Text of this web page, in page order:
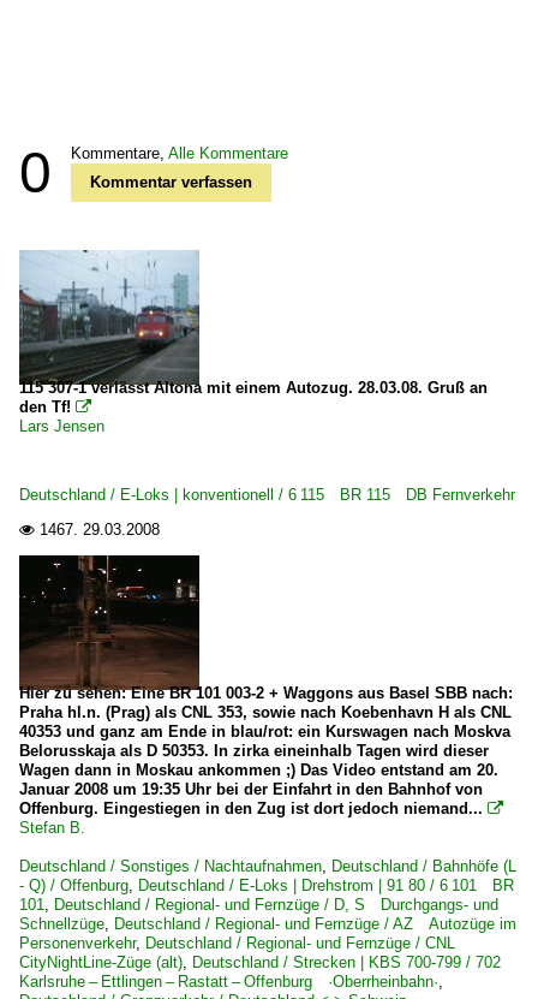
0 Kommentare, Alle Kommentare
Kommentar verfassen
115 307-1 verlässt Altona mit einem Autozug. 28.03.08. Gruß an
den Tf! 
Lars Jensen
Deutschland / E-Loks | konventionell / 6 115 BR 115 DB Fernverkehr
 1467. 29.03.2008
Hier zu sehen: Eine BR 101 003-2 + Waggons aus Basel SBB nach:
Praha hl.n. (Prag) als CNL 353, sowie nach Koebenhavn H als CNL
40353 und ganz am Ende in blau/rot: ein Kurswagen nach Moskva
Belorusskaja als D 50353. In zirka eineinhalb Tagen wird dieser
Wagen dann in Moskau ankommen ;) Das Video entstand am 20.
Januar 2008 um 19:35 Uhr bei der Einfahrt in den Bahnhof von
Offenburg. Eingestiegen in den Zug ist dort jedoch niemand... 
Stefan B.
Deutschland / Sonstiges / Nachtaufnahmen, Deutschland / Bahnhöfe (L
- Q) / Offenburg, Deutschland / E-Loks | Drehstrom | 91 80 / 6 101 BR
101, Deutschland / Regional- und Fernzüge / D, S Durchgangs- und
Schnellzüge, Deutschland / Regional- und Fernzüge / AZ Autozüge im
Personenverkehr, Deutschland / Regional- und Fernzüge / CNL
CityNightLine-Züge (alt), Deutschland / Strecken | KBS 700-799 / 702
Karlsruhe – Ettlingen – Rastatt – Offenburg ·Oberrheinbahn·,